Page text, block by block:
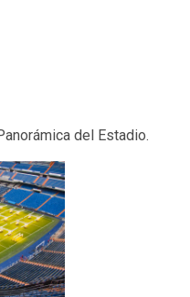
del Estadio.